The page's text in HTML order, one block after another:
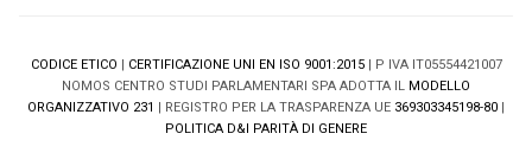
CODICE ETICO | CERTIFICAZIONE UNI EN ISO 9001:2015| P IVA IT05554421007
NOMOS CENTRO STUDI PARLAMENTARI SPA ADOTTA IL MODELLO
ORGANIZZATIVO 231 | REGISTRO PER LA TRASPARENZA UE 369303345198-80 |
POLITICA D&I PARITÀ DI GENERE